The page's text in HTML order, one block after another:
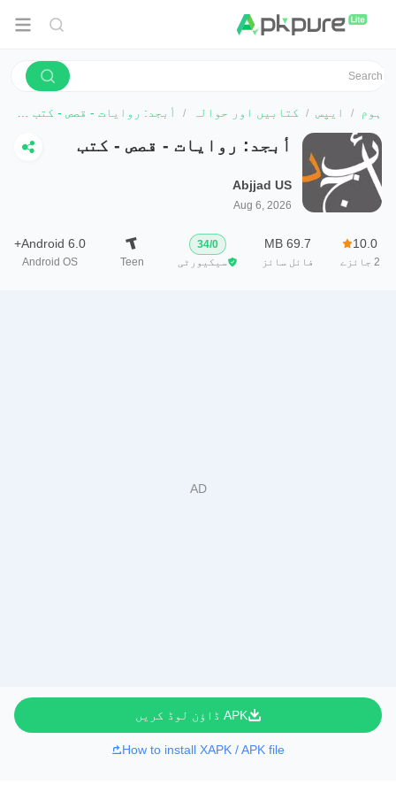
ہوم ایپس کتابیں اور حوالہ أبجد: روايات - قصص - كتب صوتية
أبجد: روايات - قصص - كتب
Abjjad US
Aug 6, 2026
10.0
2 جائزے
69.7 MB
فائل سائز
0
/
34
سیکیورٹی
Teen
Android 6.0+
Android OS
APK ڈاؤن لوڈ کریں
How to install XAPK / APK file